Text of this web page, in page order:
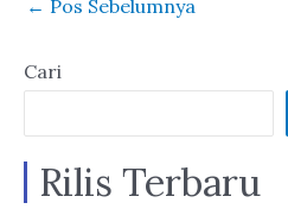
← Pos Sebelumnya
Cari
Rilis Terbaru